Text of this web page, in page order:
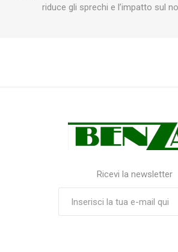
riduce gli sprechi e l’impatto sul
Ricevi la newsletter